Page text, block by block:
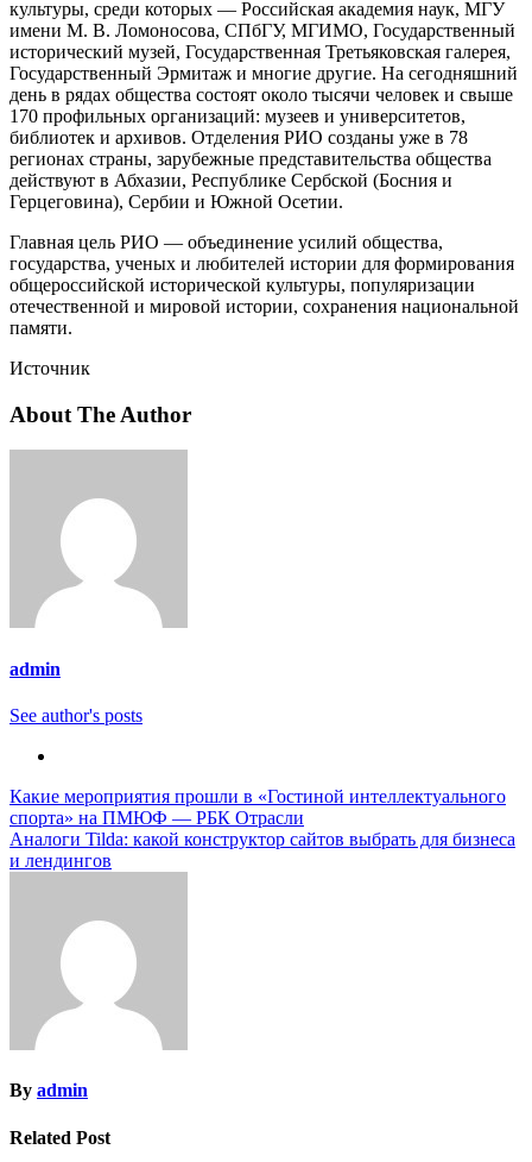
культуры, среди которых — Российская академия наук, МГУ
имени М. В. Ломоносова, СПбГУ, МГИМО, Государственный
исторический музей, Государственная Третьяковская галерея,
Государственный Эрмитаж и многие другие. На сегодняшний
день в рядах общества состоят около тысячи человек и свыше
170 профильных организаций: музеев и университетов,
библиотек и архивов. Отделения РИО созданы уже в 78
регионах страны, зарубежные представительства общества
действуют в Абхазии, Республике Сербской (Босния и
Герцеговина), Сербии и Южной Осетии.
Главная цель РИО — объединение усилий общества,
государства, ученых и любителей истории для формирования
общероссийской исторической культуры, популяризации
отечественной и мировой истории, сохранения национальной
памяти.
Источник
About The Author
admin
See author's posts
Навигация
по
записям
Какие мероприятия прошли в «Гостиной интеллектуального
спорта» на ПМЮФ — РБК Отрасли
Аналоги Tilda: какой конструктор сайтов выбрать для бизнеса
и лендингов
By admin
Related Post